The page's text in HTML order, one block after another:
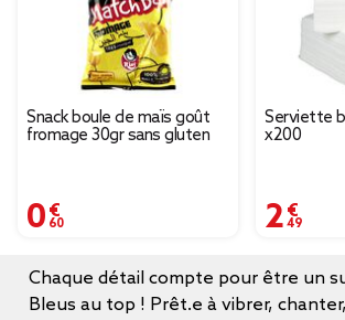
Snack boule de maïs goût
fromage 30gr sans gluten
0,60 €
Serviette
x200
2,49 €
Chaque détail compte pour être un
Bleus au top ! Prêt.e à vibrer,